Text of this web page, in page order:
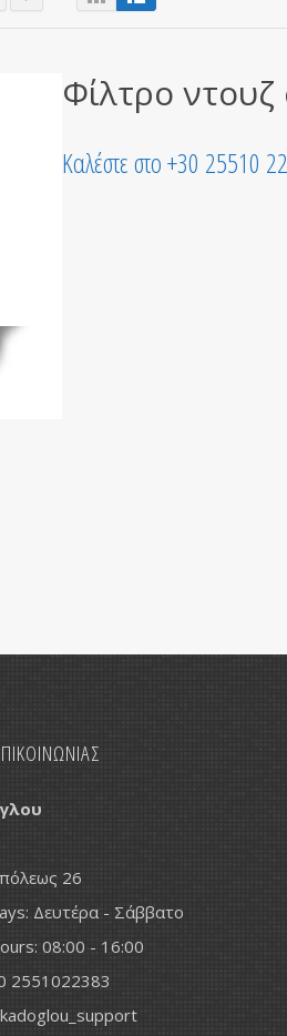
Φίλτρο
Καλέστε στο +30 25510
26
Δευτέρα - Σάββατο
08:00 - 16:00
2551022383